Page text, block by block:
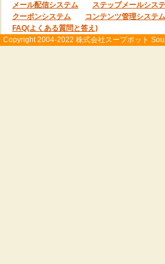
メール配信システム
ステップメールシス
クーポンシステム
コンテンツ管理システ
FAQ(よくある質問と答え)
Copyright 2004-2022 株式会社スープポット